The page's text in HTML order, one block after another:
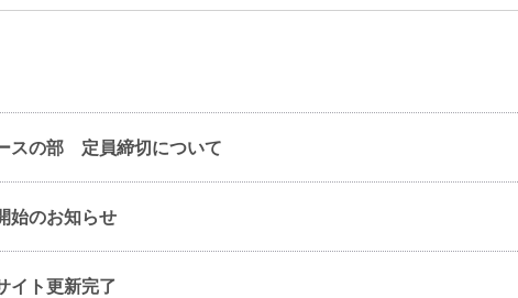
スの部 定員締切について
始のお知らせ
イト更新完了